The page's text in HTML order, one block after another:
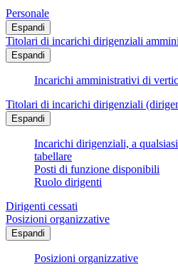
Personale
Espandi
Titolari di incarichi dirigenziali
Espandi
Incarichi amministrativi di
Titolari di incarichi dirigenziali
Espandi
Incarichi dirigenziali, a
tabellare
Posti di funzione disponibili
Ruolo dirigenti
Dirigenti cessati
Posizioni organizzative
Espandi
Posizioni organizzative